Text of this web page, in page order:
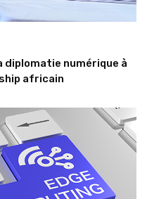
diplomatie numérique à
africain